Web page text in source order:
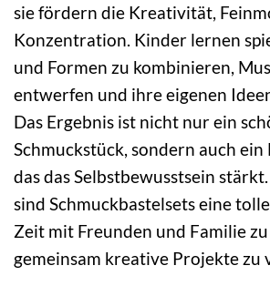
sie fördern die Kreativität,
Konzentration. Kinder lernen
und Formen zu kombinieren,
entwerfen und ihre eigenen
Das Ergebnis ist nicht nur ein
Schmuckstück, sondern auch
das das Selbstbewusstsein
sind Schmuckbastelsets eine
Zeit mit Freunden und Familie
gemeinsam kreative Projekte zu